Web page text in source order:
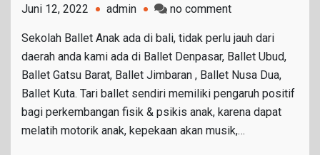
Juni 12, 2022 admin no commenton
Ballet
Anak
Sekolah Ballet Anak ada di bali, tidak perlu jauh dari
daerah anda kami ada di Ballet Denpasar, Ballet Ubud,
Ballet Gatsu Barat, Ballet Jimbaran , Ballet Nusa Dua,
Ballet Kuta. Tari ballet sendiri memiliki pengaruh positif
bagi perkembangan fisik & psikis anak, karena dapat
melatih motorik anak, kepekaan akan musik,…